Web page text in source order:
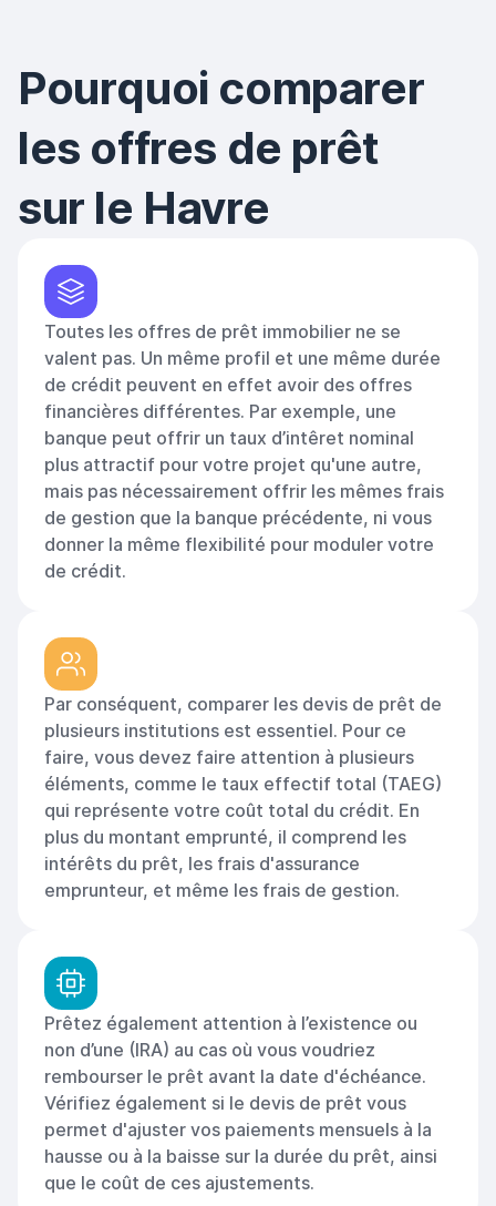
Pourquoi comparer
les offres de prêt
sur le Havre
Toutes les offres de prêt immobilier ne se
valent pas. Un même profil et une même durée
de crédit peuvent en effet avoir des offres
financières différentes. Par exemple, une
banque peut offrir un taux d’intêret nominal
plus attractif pour votre projet qu'une autre,
mais pas nécessairement offrir les mêmes frais
de gestion que la banque précédente, ni vous
donner la même flexibilité pour moduler votre
de crédit.
Par conséquent, comparer les devis de prêt de
plusieurs institutions est essentiel. Pour ce
faire, vous devez faire attention à plusieurs
éléments, comme le taux effectif total (TAEG)
qui représente votre coût total du crédit. En
plus du montant emprunté, il comprend les
intérêts du prêt, les frais d'assurance
emprunteur, et même les frais de gestion.
Prêtez également attention à l’existence ou
non d’une (IRA) au cas où vous voudriez
rembourser le prêt avant la date d'échéance.
Vérifiez également si le devis de prêt vous
permet d'ajuster vos paiements mensuels à la
hausse ou à la baisse sur la durée du prêt, ainsi
que le coût de ces ajustements.